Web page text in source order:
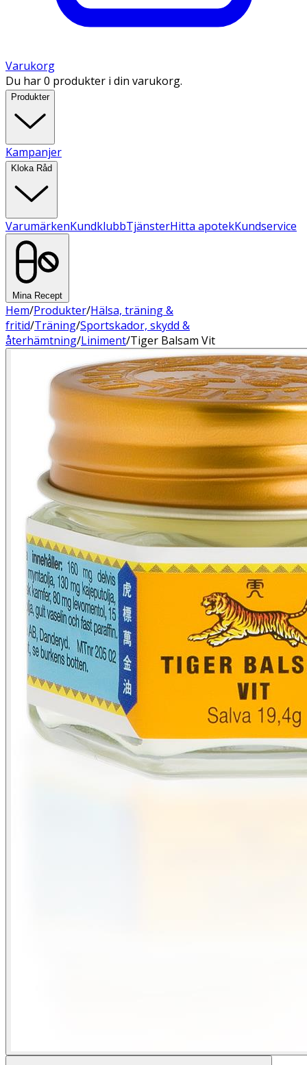
Varukorg
Du har 0 produkter i din varukorg.
Produkter
Kampanjer
Kloka Råd
VarumärkenKundklubbTjänsterHitta apotekKundservice
Mina Recept
Hem/Produkter/Hälsa, träning &
fritid/Träning/Sportskador, skydd &
återhämtning/Liniment/Tiger Balsam Vit